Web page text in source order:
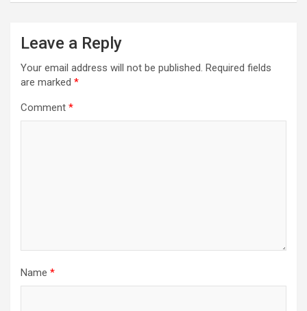
Leave a Reply
Your email address will not be published. Required fields
are marked *
Comment *
Name *